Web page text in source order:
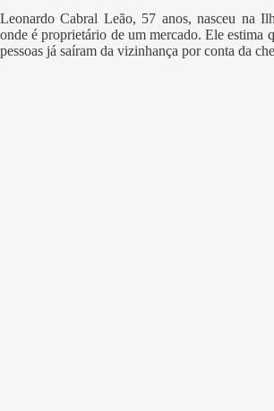
Leonardo Cabral Leão, 57 anos, nasceu na
onde é proprietário de um mercado. Ele estima
pessoas já saíram da vizinhança por conta da